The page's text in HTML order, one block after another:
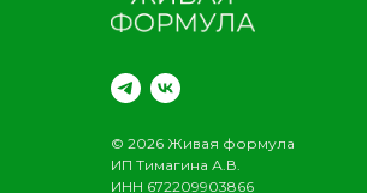
© 2026 Живая формула
ИП Тимагина А.В.
ИНН 672209903866